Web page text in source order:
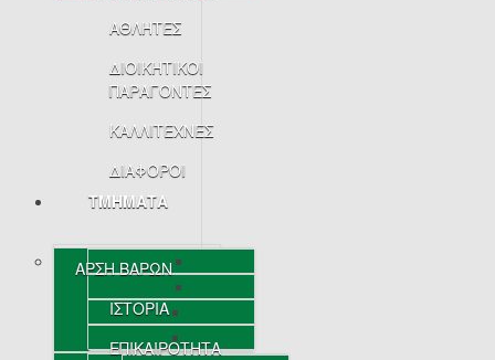
ΑΘΛΗΤΕΣ
ΔΙΟΙΚΗΤΙΚΟΙ
ΠΑΡΑΓΟΝΤΕΣ
ΚΑΛΛΙΤΕΧΝΕΣ
ΔΙΑΦΟΡΟΙ
ΤΜΗΜΑΤΑ
ΑΡΣΗ ΒΑΡΩΝ
ΙΣΤΟΡΙΑ
ΕΠΙΚΑΙΡΟΤΗΤΑ